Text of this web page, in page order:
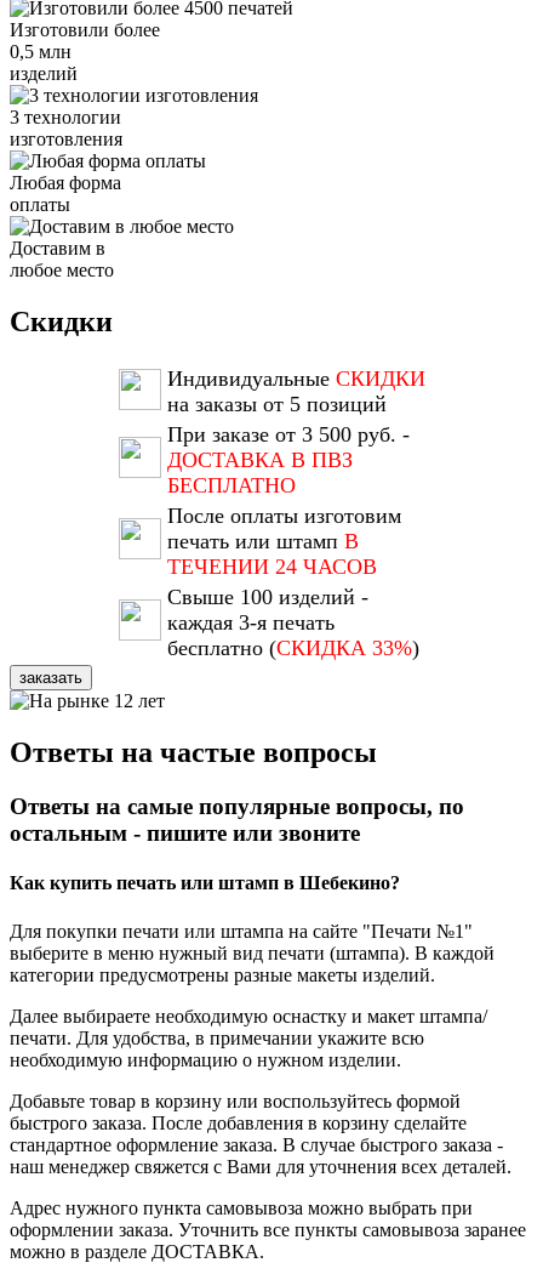
Изготовили более
0,5 млн
изделий
3 технологии
изготовления
Любая форма
оплаты
Доставим в
любое место
Скидки
Индивидуальные СКИДКИ
на заказы от 5 позиций
При заказе от 3 500 руб. -
ДОСТАВКА В ПВЗ
БЕСПЛАТНО
После оплаты изготовим
печать или штамп В
ТЕЧЕНИИ 24 ЧАСОВ
Свыше 100 изделий -
каждая 3-я печать
бесплатно (СКИДКА 33%)
заказать
Ответы на частые вопросы
Ответы на самые популярные вопросы, по
остальным - пишите или звоните
Как купить печать или штамп в Шебекино?
Для покупки печати или штампа на сайте "Печати №1"
выберите в меню нужный вид печати (штампа). В каждой
категории предусмотрены разные макеты изделий.
Далее выбираете необходимую оснастку и макет штампа/
печати. Для удобства, в примечании укажите всю
необходимую информацию о нужном изделии.
Добавьте товар в корзину или воспользуйтесь формой
быстрого заказа. После добавления в корзину сделайте
стандартное оформление заказа. В случае быстрого заказа -
наш менеджер свяжется с Вами для уточнения всех деталей.
Адрес нужного пункта самовывоза можно выбрать при
оформлении заказа. Уточнить все пункты самовывоза заранее
можно в разделе ДОСТАВКА.